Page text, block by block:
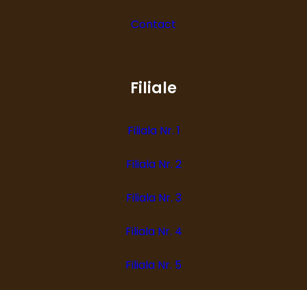
Contact
Filiale
Filiala Nr. 1
Filiala Nr. 2
Filiala Nr. 3
Filiala Nr. 4
Filiala Nr. 5